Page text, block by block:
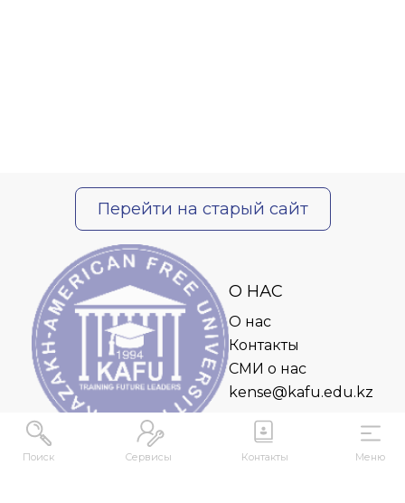
Поиск Сервисы Контакты Меню
Перейти на старый сайт
О НАС
О нас
Контакты
СМИ о нас
kense@kafu.edu.kz